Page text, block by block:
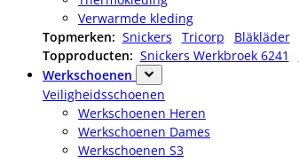
Verwarmde kleding
Topmerken: Snickers Tricorp Bläkläder
Topproducten: Snickers Werkbroek 6241
Werkschoenen
Veiligheidsschoenen
Werkschoenen Heren
Werkschoenen Dames
Werkschoenen S3